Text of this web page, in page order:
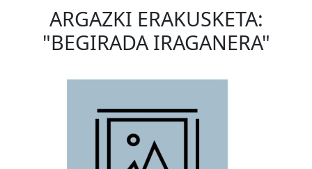
ARGAZKI ERAKUSKETA:
"BEGIRADA IRAGANERA"